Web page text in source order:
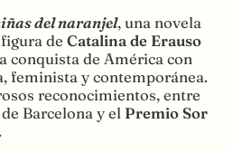
del naranjel, una novela
de Catalina de Erauso
conquista de América con
feminista y contemporánea.
reconocimientos, entre
Barcelona y el Premio Sor